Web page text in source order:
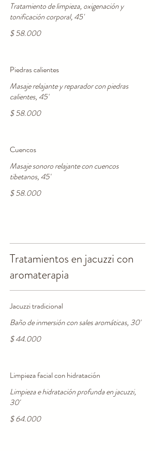
Tratamiento de limpieza, oxigenación y
tonificación corporal, 45'
$ 58.000
Piedras calientes
Masaje relajante y reparador con piedras
$ 58.000
Cuencos
Masaje sonoro relajante con cuencos
tibetanos, 45'
$ 58.000
Tratamientos en jacuzzi con
aromaterapia
Jacuzzi tradicional
Baño de inmersión con sales aromáticas, 30'
$ 44.000
Limpieza facial con hidratación
Limpieza e hidratación profunda en jacuzzi,
30'
$ 64.000